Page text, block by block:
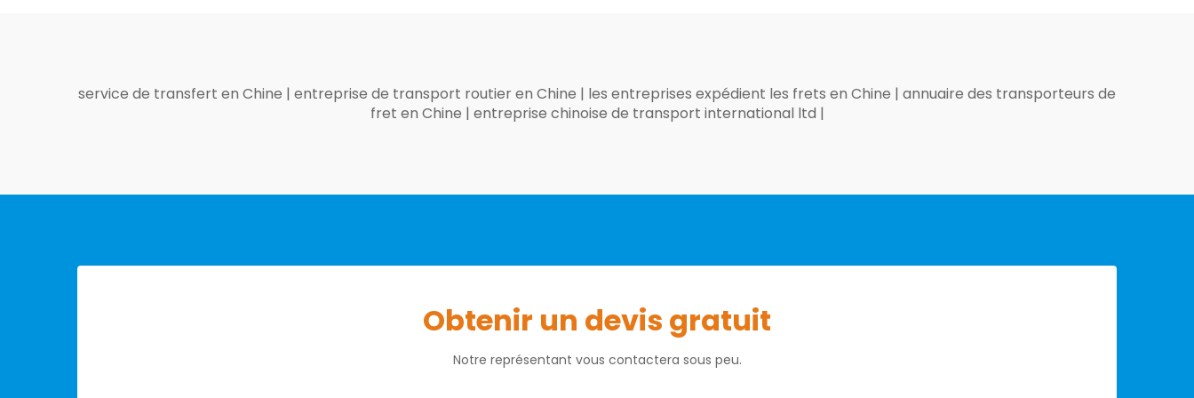
service de transfert en Chine | entreprise de transport routier en Chine | les entreprises expédient les frets en Chine | annuaire des transporteurs de
fret en Chine | entreprise chinoise de transport international ltd |
Obtenir un devis gratuit
Notre représentant vous contactera sous peu.